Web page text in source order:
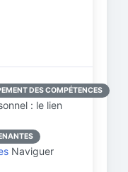
DES COMPÉTENCES
: le lien
Naviguer